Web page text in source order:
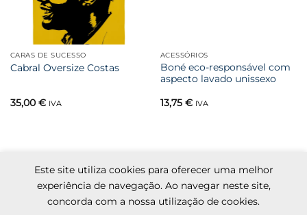
CARAS DE SUCESSO
Cabral Oversize Costas
35,00 € IVA
ACESSÓRIOS
Boné eco-responsável com
aspecto lavado unissexo
13,75 € IVA
MasterCard
Cash
Pay
Kadhun Termos e condições
Livro de reclamações
Este site utiliza cookies para oferecer uma melhor
experiência de navegação. Ao navegar neste site,
concorda com a nossa utilização de cookies.